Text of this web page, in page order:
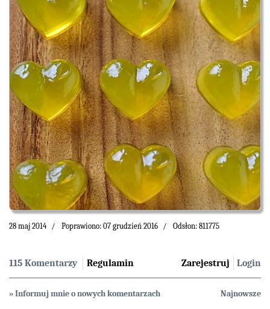
28 maj 2014 Poprawiono: 07 grudzień 2016 Odsłon: 811775
115 Komentarzy Regulamin Login
Zarejestruj
» Informuj mnie o nowych komentarzach Najnowsze